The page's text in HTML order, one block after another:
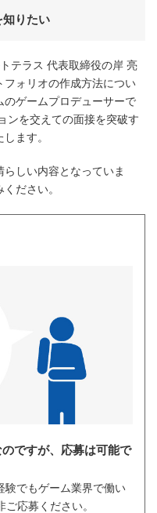
知りたい
テラス 代表取締役の岸 亮
フォリオの作成方法につい
のゲームプロデューサーで
ンを交えての面接を突破す
ます。
しい内容となっていま
ださい。
ですが、応募は可能で
験でもゲーム業界で働い
応募ください。